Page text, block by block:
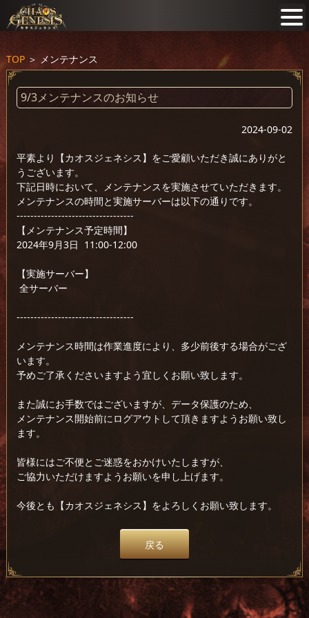
TOP＞ メンテナンス
9/3メンテナンスのお知らせ
2024-09-02
平素より【カオスジェネシス】をご愛顧いただき誠にありがと
うございます。
下記日時において、メンテナンスを実施させていただきます。
メンテナンスの時間と実施サーバーは以下の通りです。
----------------------------------
【メンテナンス予定時間】
2024年9月3日 11:00-12:00
【実施サーバー】
全サーバー
----------------------------------
メンテナンス時間は作業進度により、多少前後する場合がござ
います。
予めご了承くださいますよう宜しくお願い致します。
また誠にお手数ではございますが、データ保護のため、
メンテナンス開始前にログアウトして頂きますようお願い致し
ます。
皆様にはご不便とご迷惑をおかけいたしますが、
ご協力いただけますようお願いを申し上げます。
今後とも【カオスジェネシス】をよろしくお願い致します。
戻る